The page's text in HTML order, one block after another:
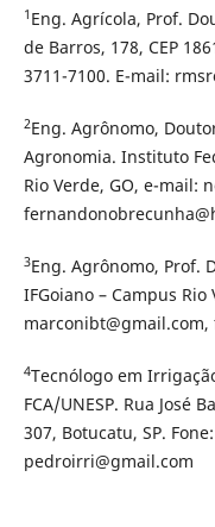
1 Eng. Agrícola, Prof.
de Barros, 178, CEP
3711-7100. E-mail:
2Eng. Agrônomo,
Agronomia. Instituto
Rio Verde, GO, e-mail:
3Eng. Agrônomo, Prof.
IFGoiano – Campus Rio
4Tecnólogo em
FCA/UNESP. Rua José
307, Botucatu, SP.
pedroirri@gmail.com